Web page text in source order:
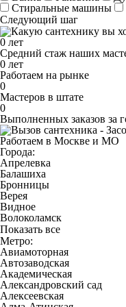
Стиральные машины
Следующий шаг
0 лет
Средний стаж наших
0 лет
Работаем на рынке
0
Мастеров в штате
0
Выполненных заказов за
Работаем в Москве и МО
Города:
Апрелевка
Балашиха
Бронницы
Верея
Видное
Волоколамск
Показать все
Метро:
Авиамоторная
Автозаводская
Академическая
Александровский сад
Алексеевская